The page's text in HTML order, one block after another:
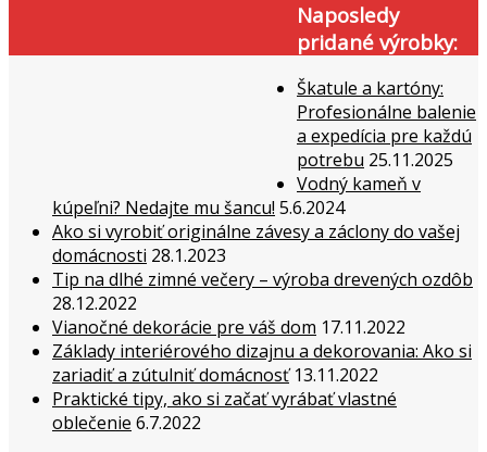
Naposledy
pridané výrobky:
Škatule a kartóny:
Profesionálne balenie
a expedícia pre každú
potrebu 25.11.2025
Vodný kameň v
kúpeľni? Nedajte mu šancu! 5.6.2024
Ako si vyrobiť originálne závesy a záclony do vašej
domácnosti 28.1.2023
Tip na dlhé zimné večery – výroba drevených ozdôb
28.12.2022
Vianočné dekorácie pre váš dom 17.11.2022
Základy interiérového dizajnu a dekorovania: Ako si
zariadiť a zútulniť domácnosť 13.11.2022
Praktické tipy, ako si začať vyrábať vlastné
oblečenie 6.7.2022